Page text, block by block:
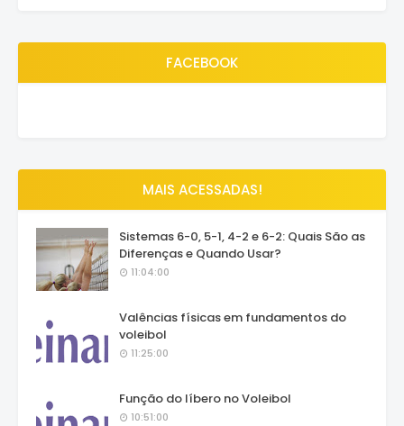
FACEBOOK
MAIS ACESSADAS!
Sistemas 6-0, 5-1, 4-2 e 6-2: Quais São as
Diferenças e Quando Usar?
11:04:00
Valências físicas em fundamentos do
voleibol
11:25:00
Função do líbero no Voleibol
10:51:00